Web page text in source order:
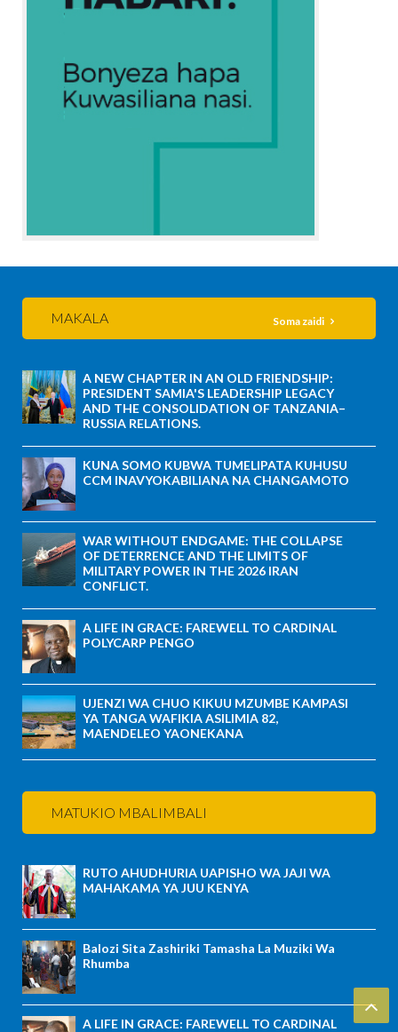
MAKALA Soma zaidi
A NEW CHAPTER IN AN OLD FRIENDSHIP:
PRESIDENT SAMIA'S LEADERSHIP LEGACY
AND THE CONSOLIDATION OF TANZANIA–
RUSSIA RELATIONS.
KUNA SOMO KUBWA TUMELIPATA KUHUSU
CCM INAVYOKABILIANA NA CHANGAMOTO
WAR WITHOUT ENDGAME: THE COLLAPSE
OF DETERRENCE AND THE LIMITS OF
MILITARY POWER IN THE 2026 IRAN
CONFLICT.
A LIFE IN GRACE: FAREWELL TO CARDINAL
POLYCARP PENGO
UJENZI WA CHUO KIKUU MZUMBE KAMPASI
YA TANGA WAFIKIA ASILIMIA 82,
MAENDELEO YAONEKANA
MATUKIO MBALIMBALI
RUTO AHUDHURIA UAPISHO WA JAJI WA
MAHAKAMA YA JUU KENYA
Balozi Sita Zashiriki Tamasha La Muziki Wa
Rhumba
A LIFE IN GRACE: FAREWELL TO CARDINAL